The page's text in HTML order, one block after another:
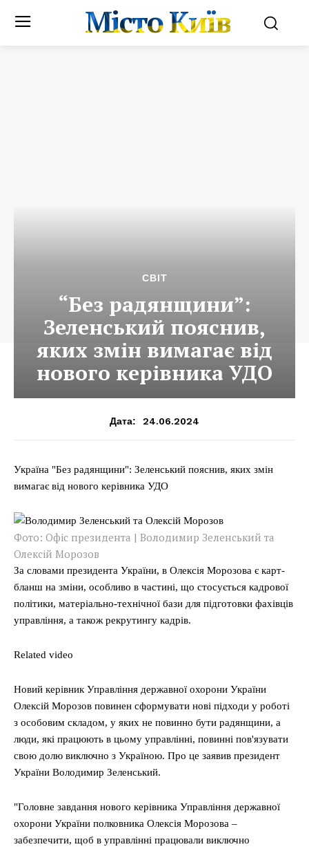
Місто Київ
СВІТ
“Без радянщини”:
Зеленський пояснив,
яких змін вимагає від
нового керівника УДО
Дата: 24.06.2024
Україна "Без радянщини": Зеленський пояснив, яких змін
вимагає від нового керівника УДО
Фото: Офіс президента | Володимир Зеленський та
Олексій Морозов
За словами президента України, в Олексія Морозова є карт-
бланш на зміни, особливо в частині, що стосується кадрової
політики, матеріально-технічної бази для підготовки фахівців
управління, а також рекрутингу кадрів.
Related video
Новий керівник Управління державної охорони України
Олексій Морозов повинен сформувати нові підходи у роботі
з особовим складом, у яких не повинно бути радянщини, а
люди, які працюють в цьому управлінні, повинні пов'язувати
свою долю виключно з Україною. Про це заявив президент
України Володимир Зеленський.
"Головне завдання нового керівника Управління державної
охорони України полковника Олексія Морозова –
забезпечити, щоб в управлінні працювали виключно